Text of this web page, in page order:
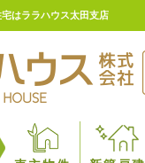
はララハウス太田支店